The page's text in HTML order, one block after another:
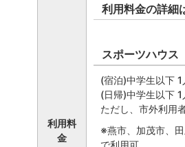
利用料
金
利用料金の詳細
スポーツハウス
(宿泊)中学生以下
(日帰)中学生以下
ただし、市外利用
※燕市、加茂市、
で利用可